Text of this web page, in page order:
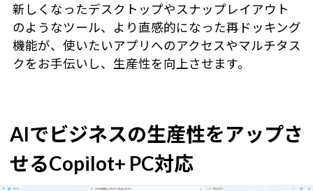
新しくなったデスクトップやスナップレイアウト
のようなツール、より直感的になった再ドッキング
機能が、使いたいアプリへのアクセスやマルチタス
クをお手伝いし、生産性を向上させます。
AIでビジネスの生産性をアップさ
せるCopilot+ PC対応